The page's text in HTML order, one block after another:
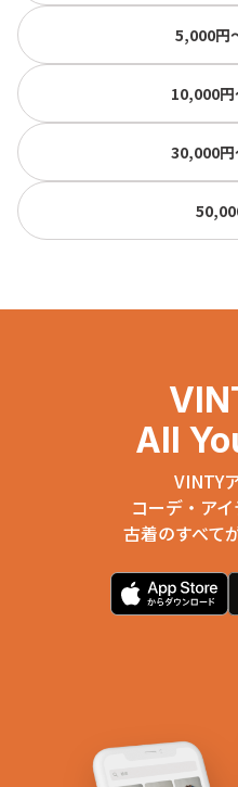
5,000円
10,000
30,000
All
VINTY
コーデ・ア
古着のすべて